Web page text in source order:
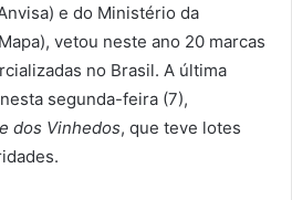
e do Ministério da
vetou neste ano 20 marcas
no Brasil. A última
segunda-feira (7),
dos Vinhedos, que teve lotes